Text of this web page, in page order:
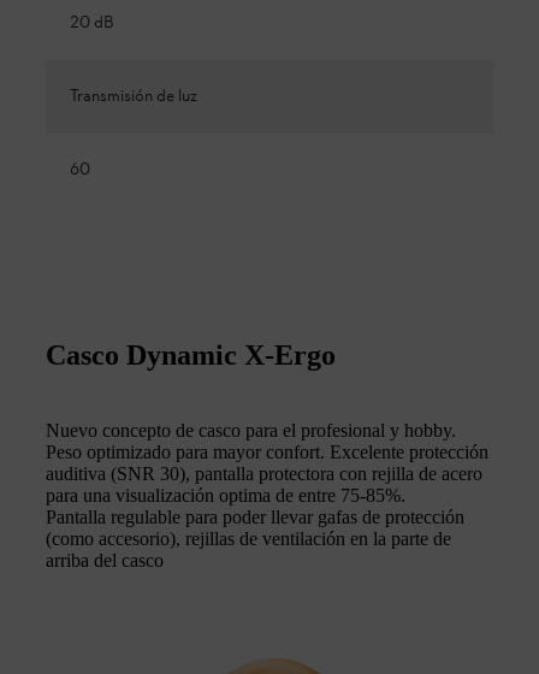
20 dB
Transmisión de luz
60
Casco Dynamic X-Ergo
Nuevo concepto de casco para el profesional y hobby.
Peso optimizado para mayor confort. Excelente protección
auditiva (SNR 30), pantalla protectora con rejilla de acero
para una visualización optima de entre 75-85%.
Pantalla regulable para poder llevar gafas de protección
(como accesorio), rejillas de ventilación en la parte de
arriba del casco